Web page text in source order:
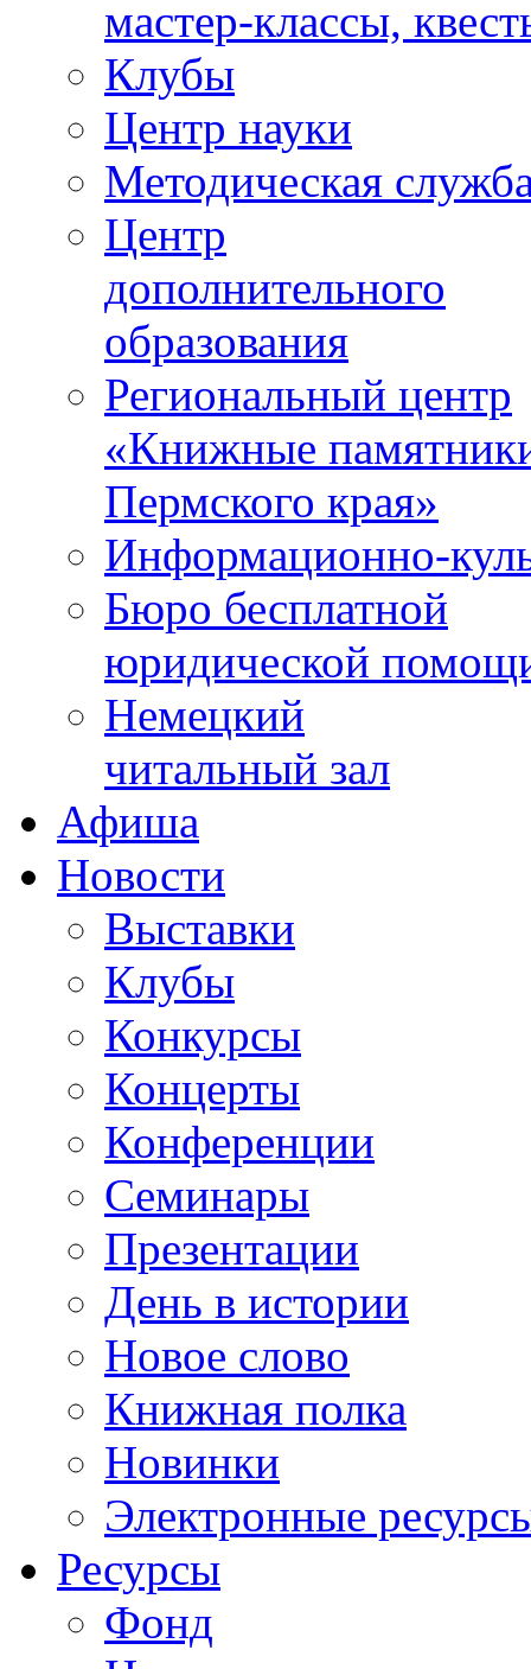
мастер-классы,
Клубы
Центр науки
Методическая
Центр
дополнительного
образования
Региональный центр
«Книжные
Пермского края»
Информационно-
Бюро бесплатной
юридической
Немецкий
читальный зал
Афиша
Новости
Выставки
Клубы
Конкурсы
Концерты
Конференции
Семинары
Презентации
День в истории
Новое слово
Книжная полка
Новинки
Электронные
Ресурсы
Фонд